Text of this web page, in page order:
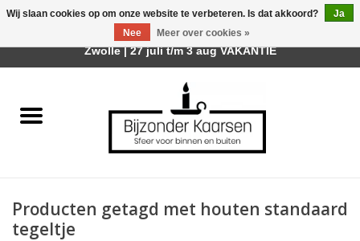
Räder Design Stories
Geurkaarsen
Producten getagd met houten standaard
tegeltje
Wij slaan cookies op om onze website te verbeteren. Is dat akkoord?
Ja
Nee
Meer over cookies »
Afhalen is mogelijk bij mijn winkel Trotz | Belvederelaan 107
Zwolle | 27 juli t/m 3 aug VAKANTIE